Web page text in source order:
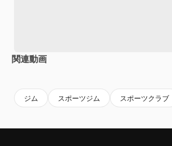
関連動画
ジム スポーツジム スポーツクラブ